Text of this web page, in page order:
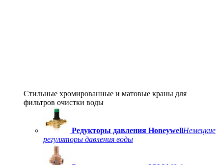
Стильные хромированные и матовые краны для
фильтров очистки воды
Редукторы давления HoneywellНемецкие
регуляторы давления воды